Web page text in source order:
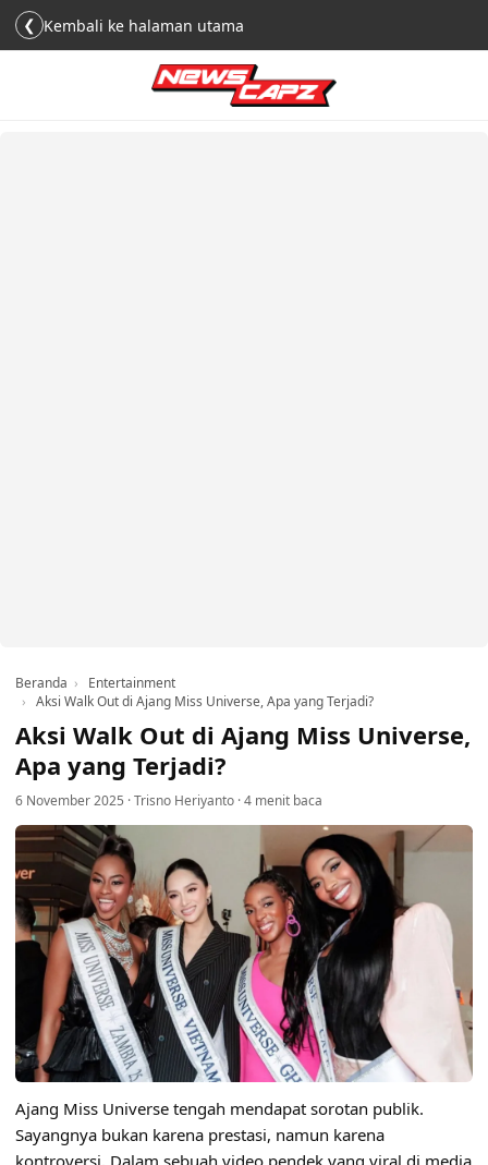
❮ Kembali ke halaman utama
Beranda
Entertainment
Aksi Walk Out di Ajang Miss Universe, Apa yang Terjadi?
Aksi Walk Out di Ajang Miss Universe,
Apa yang Terjadi?
6 November 2025 ·Trisno Heriyanto ·4 menit baca
Ajang Miss Universe tengah mendapat sorotan publik.
Sayangnya bukan karena prestasi, namun karena